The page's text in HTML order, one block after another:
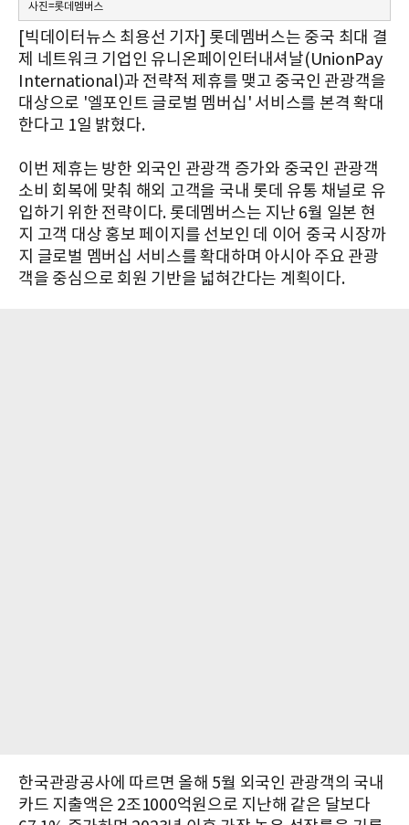
사진=롯데멤버스
[빅데이터뉴스 최용선 기자] 롯데멤버스는 중국 최대 결
제 네트워크 기업인 유니온페이인터내셔날(UnionPay
International)과 전략적 제휴를 맺고 중국인 관광객을
대상으로 '엘포인트 글로벌 멤버십' 서비스를 본격 확대
한다고 1일 밝혔다.
이번 제휴는 방한 외국인 관광객 증가와 중국인 관광객
소비 회복에 맞춰 해외 고객을 국내 롯데 유통 채널로 유
입하기 위한 전략이다. 롯데멤버스는 지난 6월 일본 현
지 고객 대상 홍보 페이지를 선보인 데 이어 중국 시장까
지 글로벌 멤버십 서비스를 확대하며 아시아 주요 관광
객을 중심으로 회원 기반을 넓혀간다는 계획이다.
한국관광공사에 따르면 올해 5월 외국인 관광객의 국내
카드 지출액은 2조1000억원으로 지난해 같은 달보다